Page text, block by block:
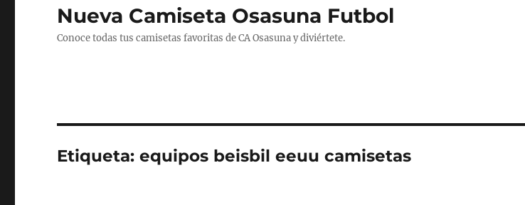
Nueva Camiseta Osasuna Futbol
Conoce todas tus camisetas favoritas de CA Osasuna y diviértete.
Etiqueta:equipos beisbil eeuu camisetas